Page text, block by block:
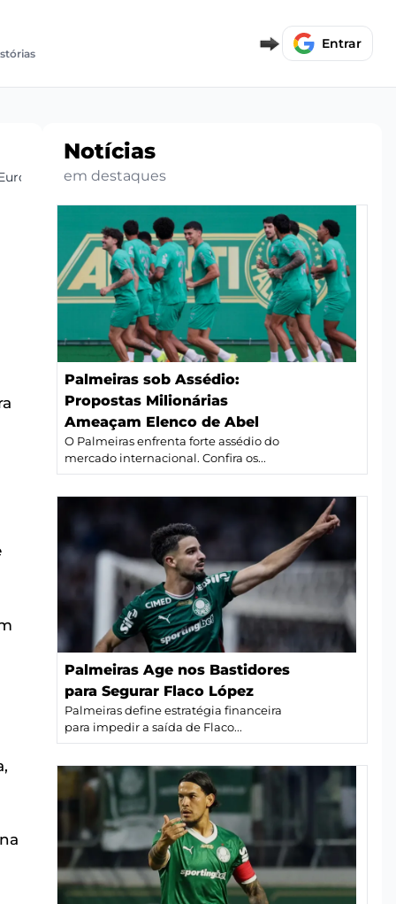
Entrar
Notícias
em destaques
Palmeiras sob Assédio:
Propostas Milionárias
Ameaçam Elenco de Abel
O Palmeiras enfrenta forte assédio do
mercado internacional. Confira os...
Palmeiras Age nos Bastidores
para Segurar Flaco López
Palmeiras define estratégia financeira
para impedir a saída de Flaco...